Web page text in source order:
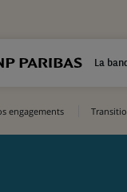
La
engagements